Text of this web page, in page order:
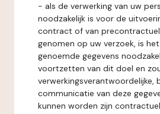
- als de verwerking van uw
noodzakelijk is voor de
contract of van
genomen op uw verzoek, is
genoemde gegevens
voortzetten van dit doel en
verwerkingsverantwoordelijke,
communicatie van deze
kunnen worden zijn